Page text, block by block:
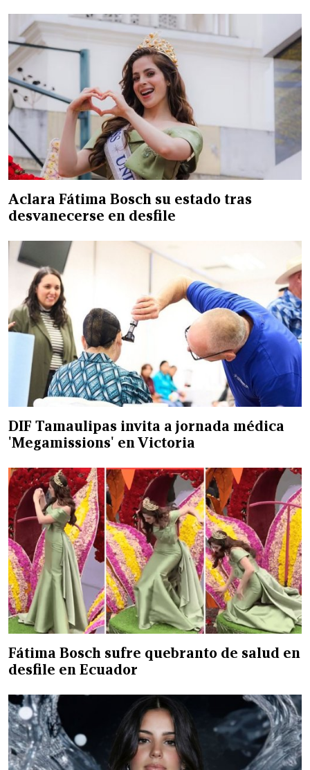
Aclara Fátima Bosch su estado tras
desvanecerse en desfile
DIF Tamaulipas invita a jornada médica
'Megamissions' en Victoria
Fátima Bosch sufre quebranto de salud en
desfile en Ecuador